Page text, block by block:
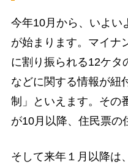
今年10月から、いよい
が始まります。マイナ
に割り振られる12ケタ
などに関する情報が紐
制」といえます。その
が10月以降、住民票の
そして来年１月以降は